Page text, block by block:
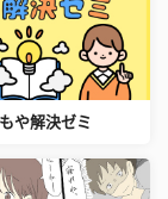
や解決ゼミ